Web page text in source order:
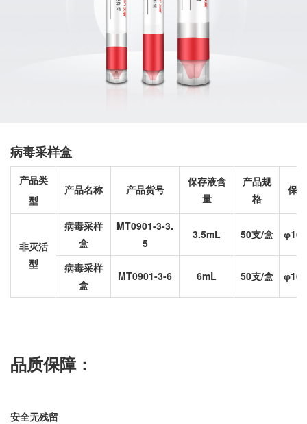
病毒采样盒
产品类
型
产品名称 产品货号
保存液含
量
产品规
格
保
非灭活
型
病毒采样
盒
MT0901-3-3.
5
3.5mL 50支/盒 φ
病毒采样
盒
MT0901-3-6 6mL 50支/盒 φ
品质保障：
安全无残留